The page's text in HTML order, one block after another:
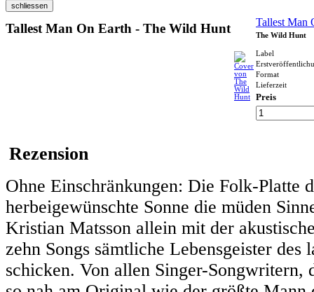
Tallest Man On Earth - The Wild Hunt Tallest Man
The Wild Hunt
Label
Format
Lieferzeit
Preis
Rezension
Ohne Einschränkungen: Die Folk-Platte
herbeigewünschte Sonne die müden
Kristian Matsson allein mit der
zehn Songs sämtliche Lebensgeister
schicken. Von allen Singer-